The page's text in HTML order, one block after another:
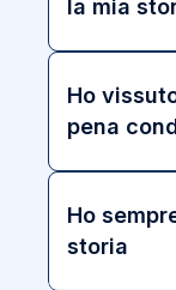
la mia
Ho
pena
Ho
storia